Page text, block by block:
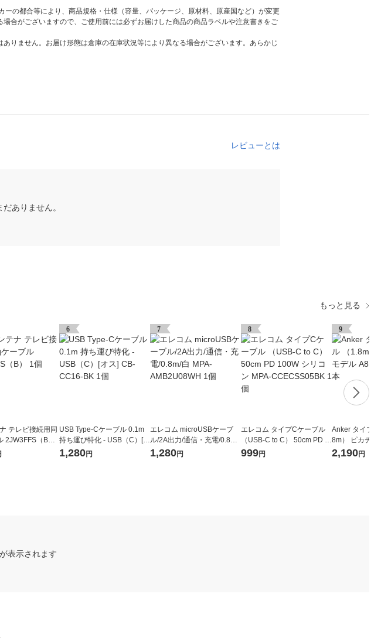
の都合等により、商品規格・仕様（容量、パッケージ、原材料、原産国など）が変更
合がございますので、ご使用前には必ずお届けした商品の商品ラベルや注意書きをご
りません。お届け形態は倉庫の在庫状況等により異なる場合がございます。あらかじ
レビューとは
ありません。
もっと見る
テレビ接続用同
2JW3FFS（B）
6
USB Type-Cケーブル 0.1m
持ち運び特化 - USB（C）[オ
ス] CB-CC16-BK 1個
1,280円
7
エレコム microUSBケーブ
ル/2A出力/通信・充電/0.8m/
白 MPA-AMB2U08WH 1個
1,280円
8
エレコム タイプCケーブル
（USB-C to C） 50cm PD 1
00W シリコン MPA-CCECS
999円
9
Anker タイプC
8m） ピカチュ
53N71ー72 1本
2,190円
表示されます